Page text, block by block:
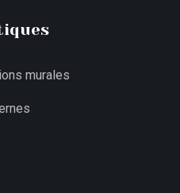
murales